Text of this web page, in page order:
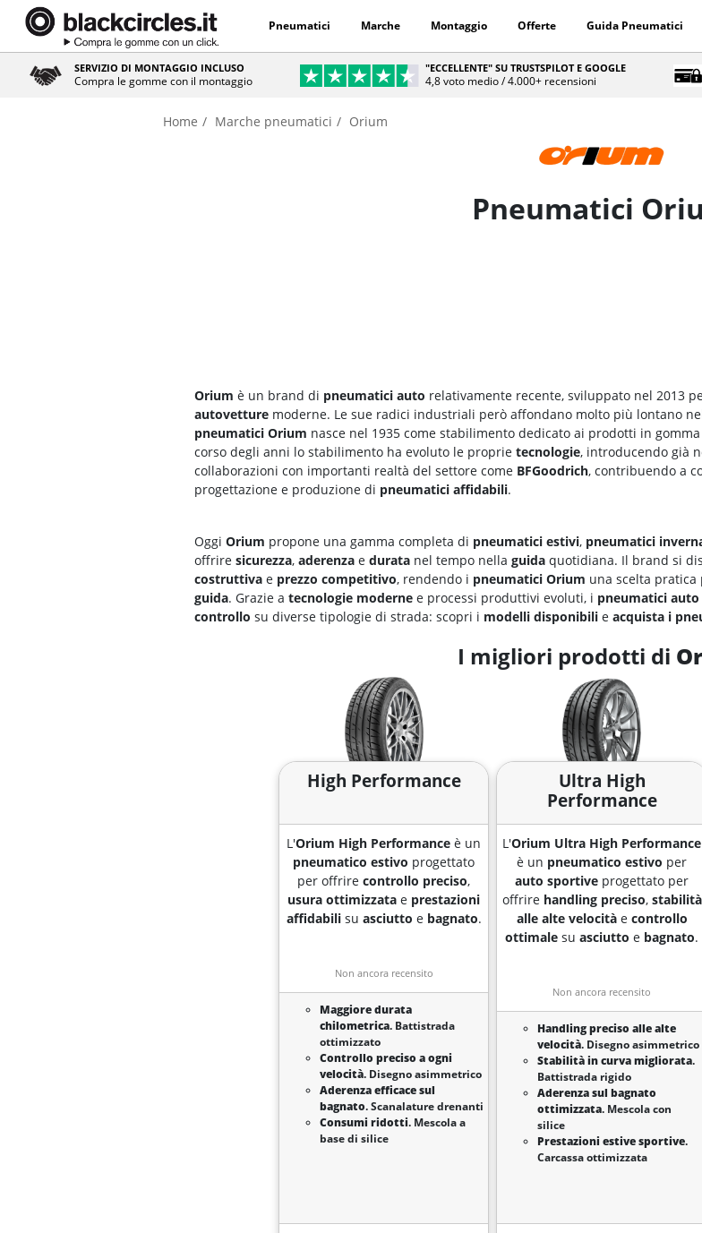
Pneumatici Marche Montaggio Offerte Guida Pneumatici
SERVIZIO DI MONTAGGIO INCLUSO
Compra le gomme con il montaggio
"ECCELLENTE" SU TRUSTSPILOT E GOOGLE
4,8 voto medio / 4.000+ recensioni
Home Marche pneumatici Orium
Pneumatici
Orium è un brand di pneumatici auto relativamente recente, sviluppato nel 2013
autovetture moderne. Le sue radici industriali però affondano molto più lontano
pneumatici Orium nasce nel 1935 come stabilimento dedicato ai prodotti in
corso degli anni lo stabilimento ha evoluto le proprie tecnologie, introducendo già
collaborazioni con importanti realtà del settore come BFGoodrich, contribuendo a
progettazione e produzione di pneumatici affidabili.
Oggi Orium propone una gamma completa di pneumatici estivi, pneumatici
offrire sicurezza, aderenza e durata nel tempo nella guida quotidiana. Il brand si
costruttiva e prezzo competitivo, rendendo i pneumatici Orium una scelta pratica
guida. Grazie a tecnologie moderne e processi produttivi evoluti, i pneumatici
controllo su diverse tipologie di strada: scopri i modelli disponibili e acquista i
I migliori prodotti di
High Performance
L'Orium High Performance è un
pneumatico estivo progettato
per offrirecontrollo preciso,
usura ottimizzata e prestazioni
affidabilisu asciutto e bagnato.
Non ancora recensito
Maggiore durata
chilometrica. Battistrada
ottimizzato
Controllo preciso a ogni
velocità. Disegno asimmetrico
Aderenza efficace sul
bagnato. Scanalature drenanti
Consumi ridotti. Mescola a
base di silice
Ultra High
Performance
L'Orium Ultra High Performance
è un pneumatico estivo per
auto sportive progettato per
offrire handling preciso, stabilità
alle alte velocitàe controllo
ottimale su asciutto e bagnato.
Non ancora recensito
Handling preciso alle alte
velocità. Disegno asimmetrico
Stabilità in curva migliorata.
Battistrada rigido
Aderenza sul bagnato
ottimizzata. Mescola con
silice
Prestazioni estive sportive.
Carcassa ottimizzata